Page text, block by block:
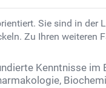
Sie sind in
Zu Ihren weiteren
Kenntnisse im